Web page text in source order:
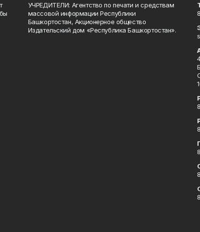
УЧРЕДИТЕЛИ: Агентство по печати и средствам
массовой информации Республики
Башкортостан, Акционерное общество
Издательский дом «Республика Башкортостан».